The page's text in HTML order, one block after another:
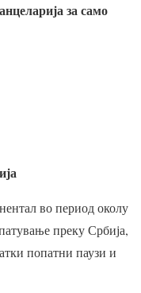
за само
во период околу
преку Србија,
попатни паузи и